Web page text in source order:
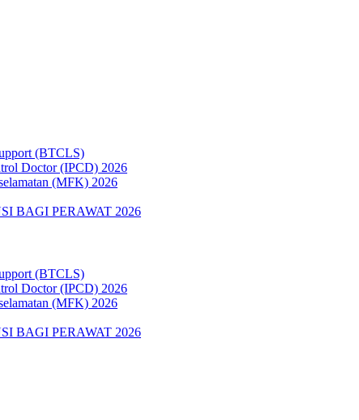
(BTCLS)
Doctor (IPCD) 2026
(MFK) 2026
BAGI PERAWAT 2026
(BTCLS)
Doctor (IPCD) 2026
(MFK) 2026
BAGI PERAWAT 2026